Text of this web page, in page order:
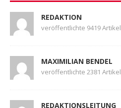
REDAKTION
veröffentlichte 9419 Artikel
MAXIMILIAN BENDEL
veröffentlichte 2381 Artikel
REDAKTIONSLEITUNG